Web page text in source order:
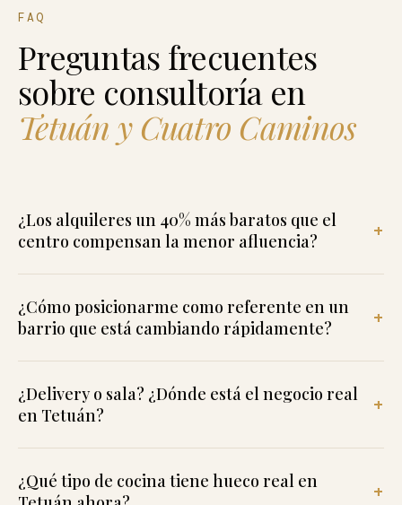
FAQ
Preguntas frecuentes
sobre consultoría en
Tetuán y Cuatro Caminos
¿Los alquileres un 40% más baratos que el
centro compensan la menor afluencia?
¿Cómo posicionarme como referente en un
barrio que está cambiando rápidamente?
¿Delivery o sala? ¿Dónde está el negocio real
en Tetuán?
¿Qué tipo de cocina tiene hueco real en